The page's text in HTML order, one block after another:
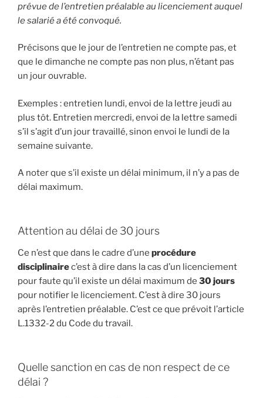
prévue de l’entretien préalable au licenciement auquel
le salarié a été convoqué.
Précisons que le jour de l’entretien ne compte pas, et
que le dimanche ne compte pas non plus, n’étant pas
un jour ouvrable.
Exemples : entretien lundi, envoi de la lettre jeudi au
plus tôt. Entretien mercredi, envoi de la lettre samedi
s’il s’agit d’un jour travaillé, sinon envoi le lundi de la
semaine suivante.
A noter que s’il existe un délai minimum, il n’y a pas de
délai maximum.
Attention au délai de 30 jours
Ce n’est que dans le cadre d’une procédure
disciplinairec’est à dire dans la cas d’un licenciement
pour faute qu’il existe un délai maximum de 30 jours
pour notifier le licenciement. C’est à dire 30 jours
après l’entretien préalable. C’est ce que prévoit l’article
L.1332-2 du Code du travail.
Quelle sanction en cas de non respect de ce
délai ?